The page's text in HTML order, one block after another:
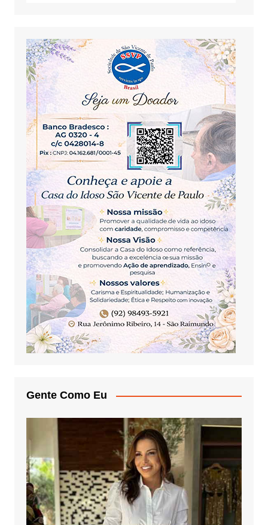
Gente Como Eu